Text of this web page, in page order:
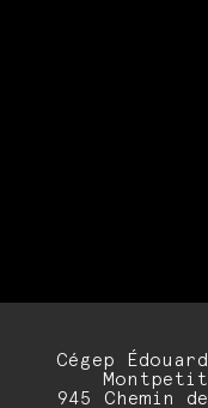
Cégep Édouard
Montpetit
945 Chemin de